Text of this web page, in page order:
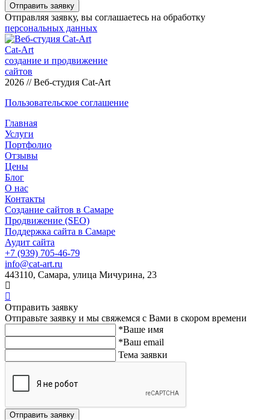
Отправить заявку
Отправляя заявку, вы соглашаетесь на обработку
персональных данных
Cat-Art
создание и продвижение
сайтов
2026 // Веб-студия Cat-Art
Пользовательское соглашение
Главная
Услуги
Портфолио
Отзывы
Цены
Блог
О нас
Контакты
Создание сайтов в Самаре
Продвижение (SEO)
Поддержка сайта в Самаре
Аудит сайта
+7 (939) 705-46-79
info@cat-art.ru
443110, Самара, улица Мичурина, 23
Отправить заявку
Отправьте заявку и мы свяжемся с Вами в скором времени
*Ваше имя
*Ваш email
Тема заявки
Отправить заявку